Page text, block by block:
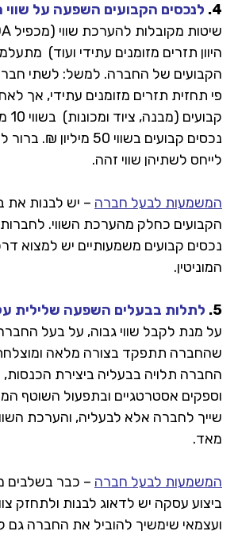
4. לנכסים הקבועים השפעה על
היוון תזרים מזומנים עתידי ועוד)
הקבועים של החברה. למשל: לשתי
פי תחזית תזרים מזומנים עתידי, אך
נכסים קבועים בשווי 50
לייחס לשתיהן שווי זהה.
המשמעות לבעל חברה – יש לבנות את
הקבועים כחלק מהערכת השווי.
נכסים קבועים משמעותיים יש למצוא
המוניטין.
5. לתלות בבעלים השפעה שלילית
על מנת לקבל שווי גבוה, על בעל
שהחברה תתפקד בצורה מלאה
החברה תלויה בבעליה ביצירת
וספקים אסטרטגיים ובתפעול השוטף
שייך לחברה אלא לבעליה, והערכת
מאד.
המשמעות לבעל חברה – כבר בשלבים
ביצוע עסקה יש לדאוג לבנות ולתחזק
ועצמאי שימשיך להוביל את החברה